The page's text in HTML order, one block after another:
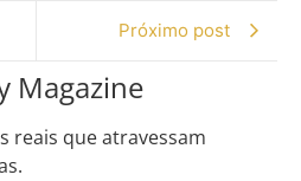
Próximo post
Magazine
reais que atravessam